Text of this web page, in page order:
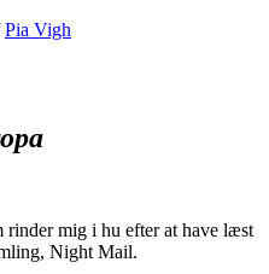
Pia Vigh
rinder mig i hu efter at have læst
Night Mail.